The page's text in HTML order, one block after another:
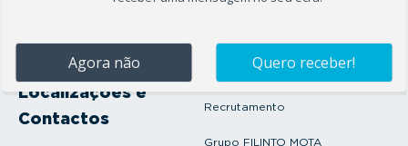
Onde Estamos
Localizações e
Contactos
Artigos e Notícias
Recrutamento
Grupo FILINTO MOTA